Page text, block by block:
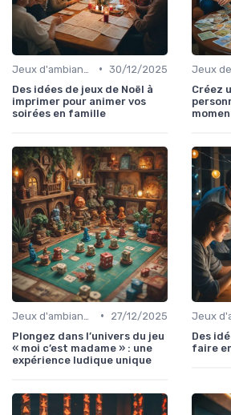
• 30/12/2025
Des idées de jeux de Noël à
imprimer pour animer vos
soirées en famille
Créez
•
27/12/2025
Plongez dans l’univers du jeu
« moi c’est madame » : une
expérience ludique unique
Des
faire